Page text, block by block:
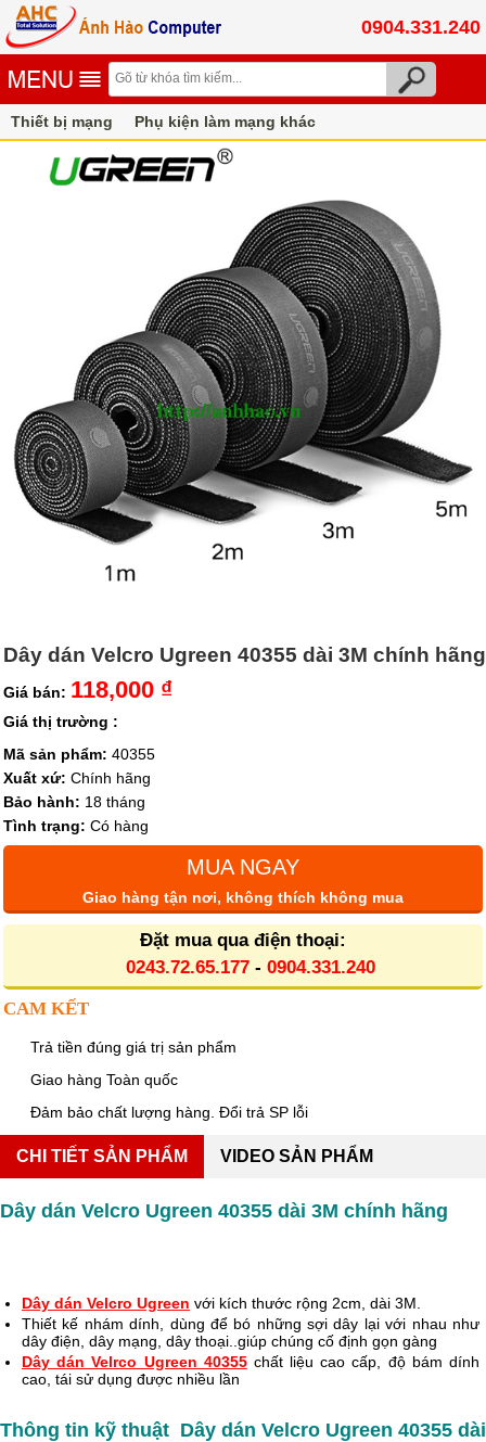
0904.331.240
Thiết bị mạng Phụ kiện làm mạng khác
Dây dán Velcro Ugreen 40355 dài 3M chính hãng
Giá bán: 118,000 ₫
Giá thị trường :
Mã sản phẩm: 40355
Xuất xứ: Chính hãng
Bảo hành: 18 tháng
Tình trạng: Có hàng
MUA NGAY
Giao hàng tận nơi, không thích không mua
Đặt mua qua điện thoại:
0243.72.65.177- 0904.331.240
CAM KẾT
Trả tiền đúng giá trị sản phẩm
Giao hàng Toàn quốc
Đảm bảo chất lượng hàng. Đổi trả SP lỗi
CHI TIẾT SẢN PHẨM VIDEO SẢN PHẨM
Dây dán Velcro Ugreen 40355 dài 3M chính hãng
Dây dán Velcro Ugreen với kích thước rộng 2cm, dài 3M.
Thiết kế nhám dính, dùng để bó những sợi dây lại với nhau như
dây điện, dây mạng, dây thoại..giúp chúng cố định gọn gàng
Dây dán Velrco Ugreen 40355 chất liệu cao cấp, độ bám dính
cao, tái sử dụng được nhiều lần
Thông tin kỹ thuật  Dây dán Velcro Ugreen 40355 dài